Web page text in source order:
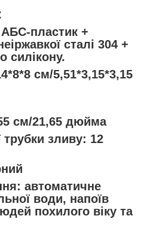
пластик +
сталі 304 +
силікону.
см/5,51*3,15*3,15
см/21,65 дюйма
зливу: 12
автоматичне
води, напоїв
похилого віку та